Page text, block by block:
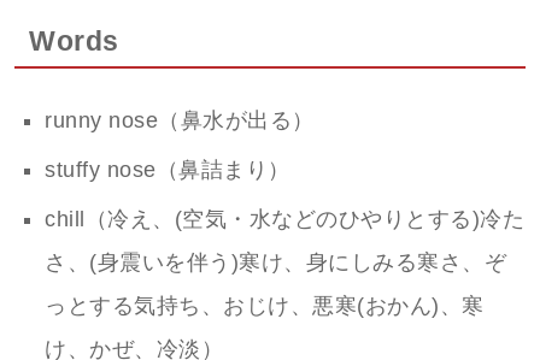
Words
runny nose（鼻水が出る）
stuffy nose（鼻詰まり）
chill（冷え、(空気・水などのひやりとする)冷た
さ、(身震いを伴う)寒け、身にしみる寒さ、ぞ
っとする気持ち、おじけ、悪寒(おかん)、寒
け、かぜ、冷淡）